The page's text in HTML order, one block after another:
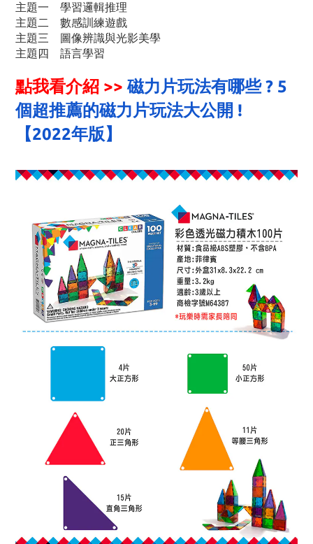
主題一 學習邏輯推理
主題二 數感訓練遊戲
主題三 圖像辨識與光影美學
主題四
語言學習
點我看介紹 >> 磁力片玩法有哪些 ? 5
個超推薦的磁力片玩法大公開 !
【2022年版】